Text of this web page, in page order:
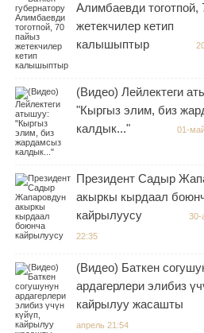
Алимбаевди тоготпой,
жетекчилер кетип
калышыптыр
(Видео) Лейлектеги
"Кыргыз элим, биз
калдык..."
01-
Президент Садыр
акыркы кырдаал
кайрылуусу
30-
22:35
(Видео) Баткен
ардагерлери элибиз
кайрылуу жасашты
апрель 21:54